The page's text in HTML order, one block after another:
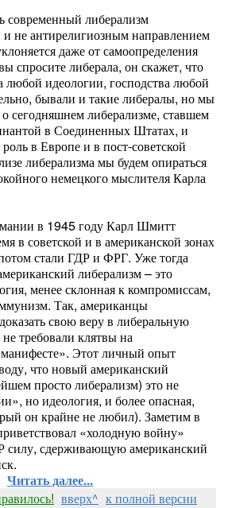
современный либерализм
не антирелигиозным направлением
даже от самоопределения
спросите либерала, он скажет, что
любой идеологии, господства любой
бывали и такие либералы, но мы
сегодняшнем либерализме, ставшем
в Соединенных Штатах, и
в Европе и в пост-советской
либерализма мы будем опираться
немецкого мыслителя Карла
в 1945 году Карл Шмитт
в советской и в американской зонах
стали ГДР и ФРГ. Уже тогда
либерализм – это
менее склонная к компромиссам,
Так, американцы
свою веру в либеральную
требовали клятвы на
Этот личный опыт
что новый американский
просто либерализм) это не
но идеология, и более опасная,
он крайне не любил). Заметим в
«холодную войну»
силу, сдерживающую американский
Читать далее...
вверх^ к полной версии